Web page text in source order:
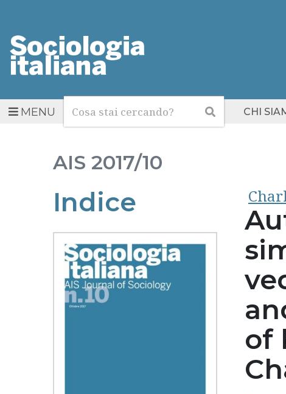
MENUCerca Cerca CHI
AIS 2017/10
Indice
of